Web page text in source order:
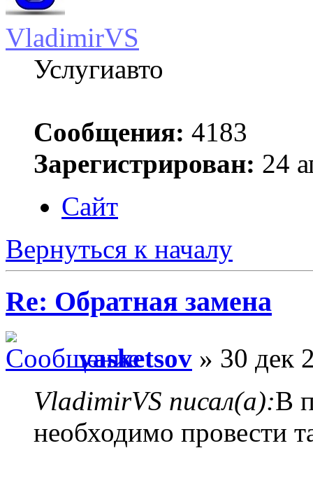
VladimirVS
Услугиавто
Сообщения: 4183
Зарегистрирован: 24
Сайт
Вернуться к началу
Re: Обратная замена
vasketsov » 30 дек
VladimirVS писал(а):В
необходимо провести